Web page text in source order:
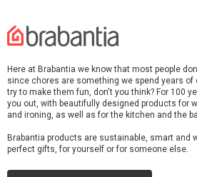
Here at Brabantia we know that most people
since chores are something we spend years of
try to make them fun, don't you think? For 100
you out, with beautifully designed products for
and ironing, as well as for the kitchen and the
Brabantia products are sustainable, smart and
perfect gifts, for yourself or for someone else.